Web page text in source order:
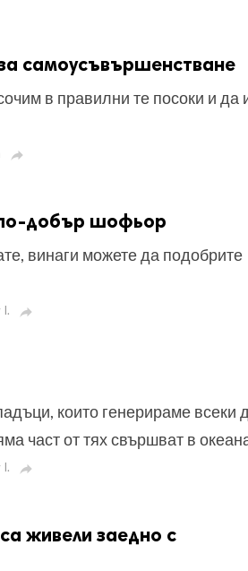
самоусъвършенстване
в правилни те посоки и да

по-добър шофьор
винаги можете да подобрите
I. 
които генерираме всеки
част от тях свършват в
I. 
живели заедно с